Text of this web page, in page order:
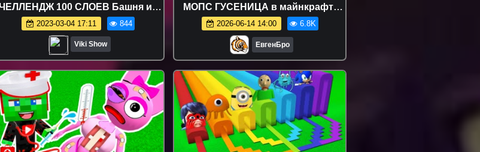
100 СЛОЕВ Башня из
Сто Слоев Вафель / Вики Шоу
2023-03-04 17:11 844
Viki Show
МОПС ГУСЕНИЦА в майнкрафт!
девушка новичок видео minecraft
2026-06-14 14:00 6.8K
ЕвгенБро